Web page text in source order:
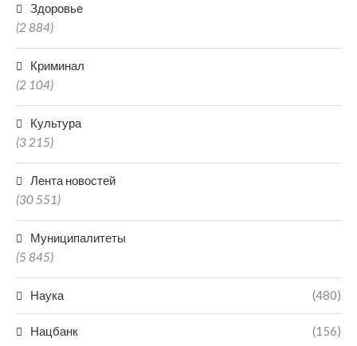
Здоровье
(2 884)
Криминал
(2 104)
Культура
(3 215)
Лента новостей
(30 551)
Муниципалитеты
(5 845)
Наука (480)
Нацбанк (156)